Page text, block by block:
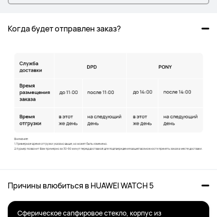
Когда будет отправлен заказ?
Причины влюбиться в HUAWEI WATCH 5
Сферическое сапфировое стекло, корпус из